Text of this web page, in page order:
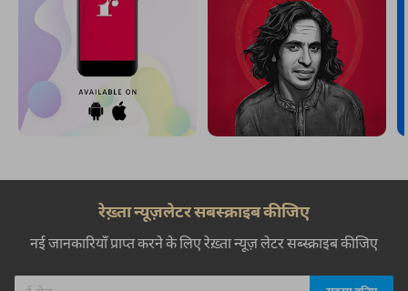
रेख़्ता न्यूज़लेटर सबस्क्राइब कीजिए
नई जानकारियाँ प्राप्त करने के लिए रेख़्ता न्यूज़ लेटर सब्स्क्राइब कीजिए